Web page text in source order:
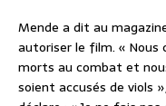
Mende a dit au
autoriser le film. « Nous
morts au combat et
soient accusés de viols